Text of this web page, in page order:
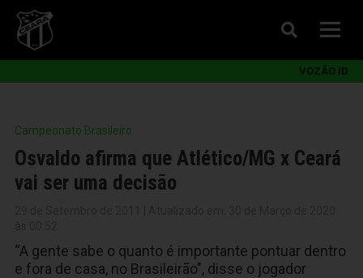
VOZÃO ID
Campeonato Brasileiro
Osvaldo afirma que Atlético/MG x Ceará
vai ser uma decisão
“A gente sabe o quanto é importante pontuar dentro
e fora de casa, no Brasileirão", disse o jogador